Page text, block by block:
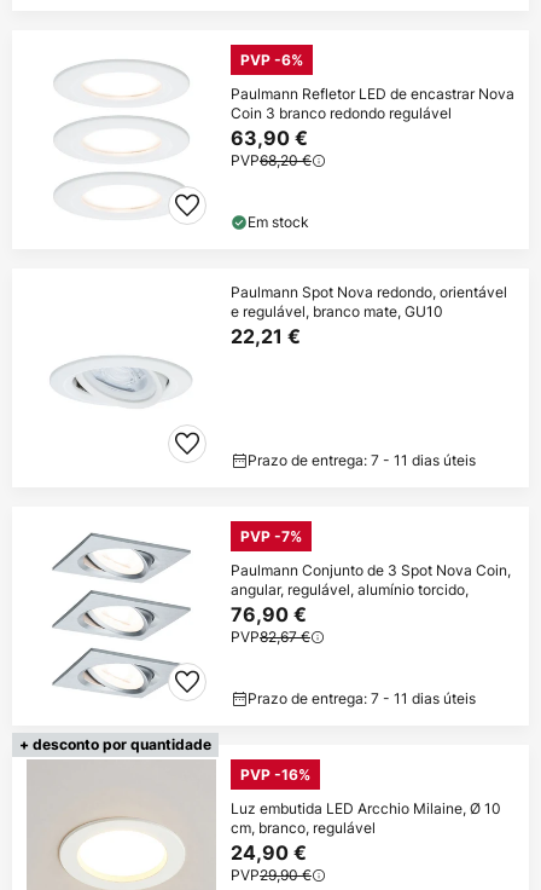
PVP -6%
Paulmann Refletor LED de encastrar Nova
Coin 3 branco redondo regulável
63,90 €
PVP68,20 €
Em stock
Paulmann Spot Nova redondo, orientável
e regulável, branco mate, GU10
22,21 €
Prazo de entrega: 7 - 11 dias úteis
PVP -7%
Paulmann Conjunto de 3 Spot Nova Coin,
angular, regulável, alumínio torcido,
76,90 €
PVP82,67 €
Prazo de entrega: 7 - 11 dias úteis
+ desconto por quantidade
PVP -16%
Luz embutida LED Arcchio Milaine, Ø 10
cm, branco, regulável
24,90 €
PVP29,90 €